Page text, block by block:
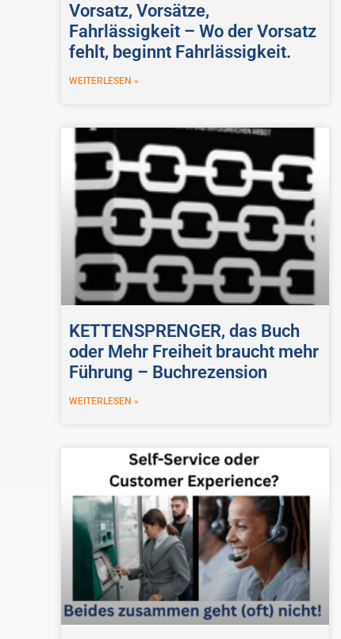
Vorsatz, Vorsätze,
Fahrlässigkeit – Wo der Vorsatz
fehlt, beginnt Fahrlässigkeit.
WEITERLESEN »
KETTENSPRENGER, das Buch
oder Mehr Freiheit braucht mehr
Führung – Buchrezension
WEITERLESEN »